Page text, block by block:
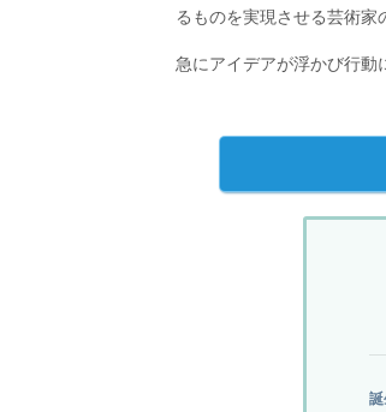
るものを実現させる芸術家
急にアイデアが浮かび行動